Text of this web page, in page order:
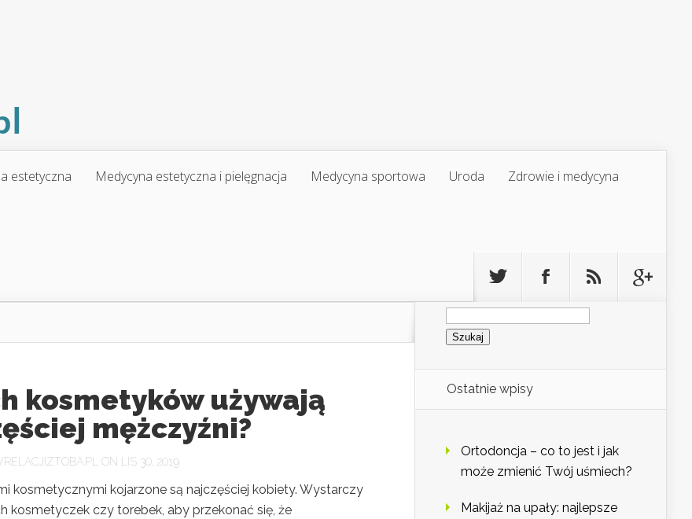
estetyczna Medycyna estetyczna i pielęgnacja Medycyna sportowa Uroda Zdrowie i medycyna
kosmetyków używają
mężczyźni?
ON LIS 30, 2019
kosmetycznymi kojarzone są najczęściej kobiety. Wystarczy
kosmetyczek czy torebek, aby przekonać się, że
Szukaj:
Ostatnie wpisy
Ortodoncja – co to jest i jak
może zmienić Twój uśmiech?
Makijaż na upały: najlepsze